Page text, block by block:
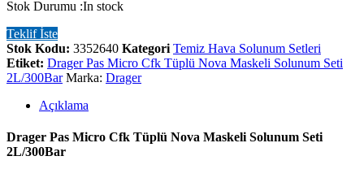
Stok Durumu :In stock
Teklif İste
Stok Kodu: 3352640 Kategori Temiz Hava Solunum Setleri
Etiket: Drager Pas Micro Cfk Tüplü Nova Maskeli Solunum Seti
2L/300Bar Marka: Drager
Açıklama
Drager Pas Micro Cfk Tüplü Nova Maskeli Solunum Seti
2L/300Bar